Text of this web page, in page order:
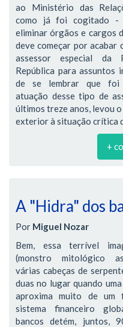
ao Ministério das
como já foi cogitado -
eliminar órgãos e cargos
deve começar por acabar
assessor especial da
República para assuntos
de se lembrar que foi
atuação desse tipo de
últimos treze anos, levou
exterior à situação crítica
+
A "Hidra" dos
Por Miguel Nozar
Bem, essa terrível
(monstro mitológico
várias cabeças de
duas no lugar quando
aproxima muito de
sistema financeiro
bancos detém, juntos,